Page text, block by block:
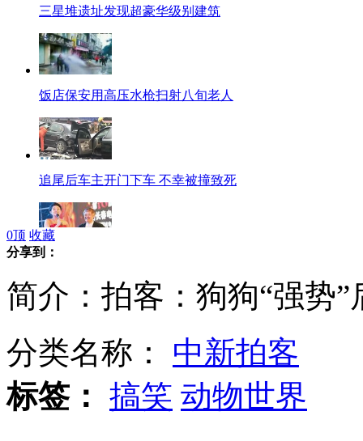
三星堆遗址发现超豪华级别建筑
饭店保安用高压水枪扫射八旬老人
追尾后车主开门下车 不幸被撞致死
支付宝发布2012年网民对账单
0顶 收藏
分享到：
简介：拍客：狗狗“强势”
分类名称： 中新拍客
标签： 搞笑 动物世界